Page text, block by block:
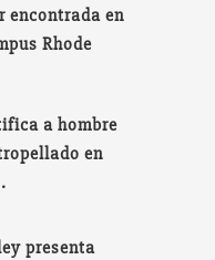
encontrada en
Rhode
a hombre
en
presenta